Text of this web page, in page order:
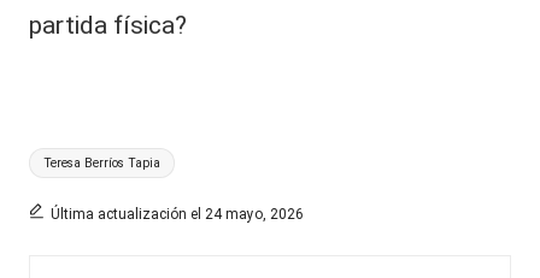
partida física?
Etiquetas:
Teresa Berríos Tapia
Última actualización el 24 mayo, 2026